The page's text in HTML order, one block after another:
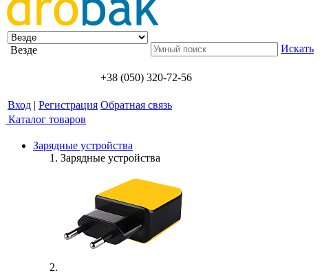
Везде Искать
+38 (050) 320-72-56
Вход | Регистрация Обратная связь
Каталог товаров
Зарядные устройства
Зарядные устройства